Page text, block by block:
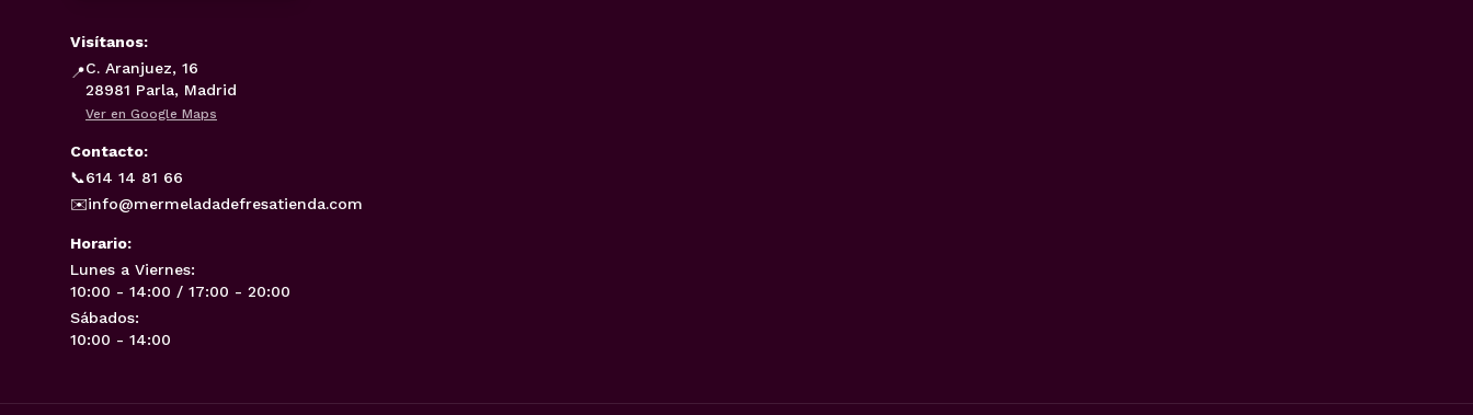
Visítanos:
📍C. Aranjuez, 16
28981 Parla, Madrid
Ver en Google Maps
Contacto:
📞614 14 81 66
✉️info@mermeladadefresatienda.com
Horario:
Lunes a Viernes:
10:00 - 14:00 / 17:00 - 20:00
Sábados:
10:00 - 14:00